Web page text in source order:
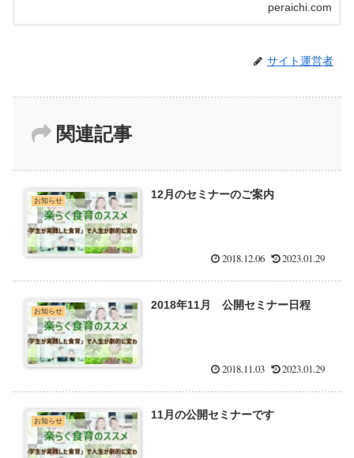
peraichi.com
サイト運営者
関連記事
お知らせ 12月のセミナーのご案内
2018.12.06 2023.01.29
お知らせ 2018年11月 公開セミナー日程
2018.11.03 2023.01.29
お知らせ 11月の公開セミナーです